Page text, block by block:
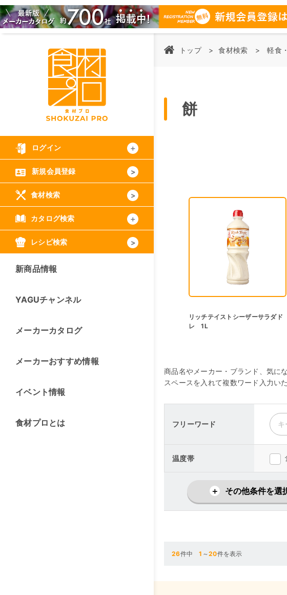
ログイン
新規会員登録
食材検索
カタログ検索
レシピ検索
新商品情報
YAGUチャンネル
メーカーカタログ
メーカーおすすめ情報
イベント情報
食材プロとは
トップ 食材検索 軽食
餅
リッチテイストシーザーサラダド
レ 1L
商品名やメーカー・ブランド、気に
スペースを入れて複数ワード入力い
フリーワード
温度帯
その他条件を選
26件中1 ～20件を表示